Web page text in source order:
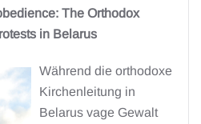
The Orthodox
in Belarus
Während die orthodoxe
Kirchenleitung in
Belarus vage Gewalt